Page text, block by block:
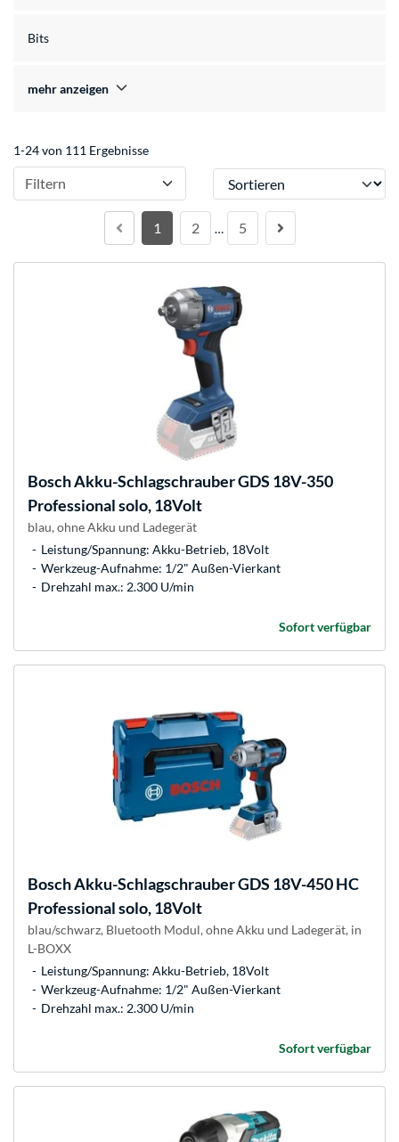
Bits
mehr anzeigen
1-24 von 111 Ergebnisse
Filtern Sortieren
1 2 … 5
BoschAkku-Schlagschrauber GDS 18V-350
Professional solo, 18Volt
blau, ohne Akku und Ladegerät
Leistung/Spannung: Akku-Betrieb, 18Volt
Werkzeug-Aufnahme: 1/2" Außen-Vierkant
Drehzahl max.: 2.300 U/min
Sofort verfügbar
BoschAkku-Schlagschrauber GDS 18V-450 HC
Professional solo, 18Volt
blau/schwarz, Bluetooth Modul, ohne Akku und Ladegerät, in
L-BOXX
Leistung/Spannung: Akku-Betrieb, 18Volt
Werkzeug-Aufnahme: 1/2" Außen-Vierkant
Drehzahl max.: 2.300 U/min
Sofort verfügbar